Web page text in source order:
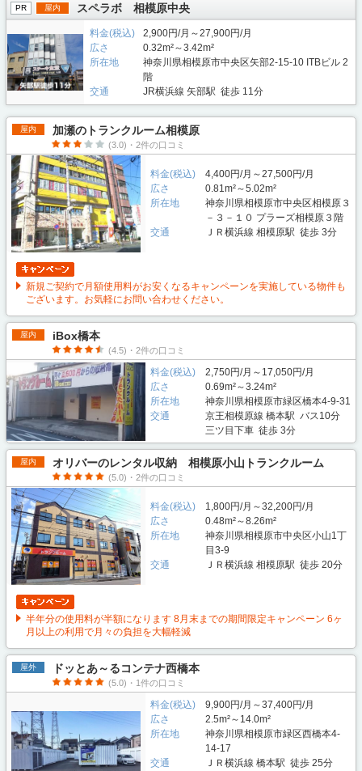
PR 屋内 スペラボ 相模原中央
料金(税込)
2,900円/月～27,900円/月
広さ
0.32m²～3.42m²
所在地
神奈川県相模原市中央区⽮部2-15-10 ITBビル 2
階
交通
JR横浜線 矢部駅 徒歩 11分
屋内 加瀬のトランクルーム相模原
(3.0)・2件の口コミ
料金(税込)
4,400円/月～27,500円/月
広さ
0.81m²～5.02m²
所在地
神奈川県相模原市中央区相模原３
－３－１０ プラーズ相模原３階
交通
ＪＲ横浜線 相模原駅 徒歩 3分
新規ご契約で月額使用料がお安くなるキャンペーンを実施している物件も
ございます。お気軽にお問い合わせください。
屋内 iBox橋本
(4.5)・2件の口コミ
料金(税込)
2,750円/月～17,050円/月
広さ
0.69m²～3.24m²
所在地
神奈川県相模原市緑区橋本4-9-31
交通
京王相模原線 橋本駅 バス10分
三ツ目下車 徒歩 3分
屋内 オリバーのレンタル収納 相模原小山トランクルーム
(5.0)・2件の口コミ
料金(税込)
1,800円/月～32,200円/月
広さ
0.48m²～8.26m²
所在地
神奈川県相模原市中央区小山1丁
目3-9
交通
ＪＲ横浜線 相模原駅 徒歩 20分
半年分の使用料が半額になります 8月末までの期間限定キャンペーン 6ヶ
月以上の利用で月々の負担を大幅軽減
屋外 ドッとあ～るコンテナ西橋本
(5.0)・1件の口コミ
料金(税込)
9,900円/月～37,400円/月
広さ
2.5m²～14.0m²
所在地
神奈川県相模原市緑区西橋本4-
14-17
交通
ＪＲ横浜線 橋本駅 徒歩 25分